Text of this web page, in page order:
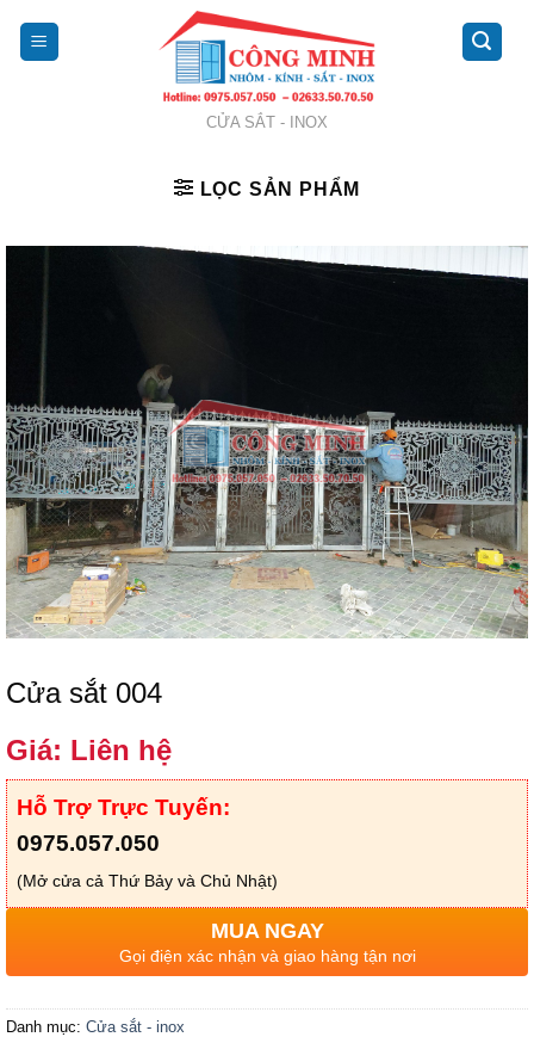
CỬA SẮT - INOX
LỌC SẢN PHẨM
Cửa sắt 004
Giá: Liên hệ
Hỗ Trợ Trực Tuyến:
0975.057.050
(Mở cửa cả Thứ Bảy và Chủ Nhật)
MUA NGAY
Gọi điện xác nhận và giao hàng tận nơi
Danh mục: Cửa sắt - inox